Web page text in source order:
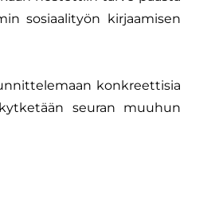
sosiaalityön kirjaamisen
konkreettisia
seuran muuhun